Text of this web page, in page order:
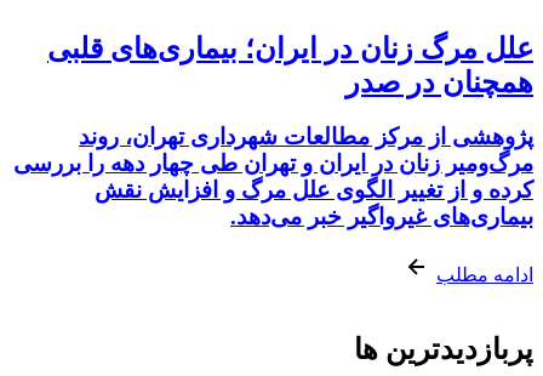
علل مرگ زنان در ایران؛ بیماری‌های قلبی
همچنان در صدر
پژوهشی از مرکز مطالعات شهرداری تهران، روند
مرگ‌ومیر زنان در ایران و تهران طی چهار دهه را بررسی
کرده و از تغییر الگوی علل مرگ و افزایش نقش
بیماری‌های غیرواگیر خبر می‌دهد.
ادامه مطلب
پربازدیدترین ها